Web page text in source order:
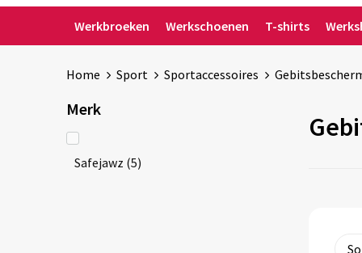
Werkbroeken Werkschoenen T-shirts
Home Sport Sportaccessoires
Merk
Safejawz (5)